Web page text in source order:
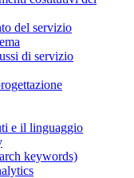
del servizio
di servizio
e il linguaggio
keywords)